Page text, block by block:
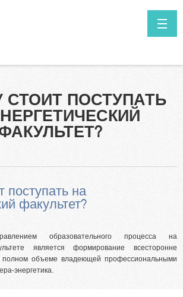
в сокращенные сроки обучения
классов
абитуриента
в ГГТУ им. П.О.Сухого
Российской федерации
ПРОШЛЫХ ЛЕТ
СТОИТ ПОСТУПАТЬ
поступать на
факультет?
образовательного процесса на
является формирование всесторонне
полном объеме владеющей профессиональными
энергетика.